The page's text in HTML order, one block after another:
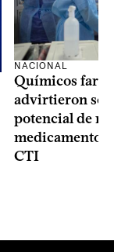
NACIONAL
Químicos
advirtieron
potencial de
medicamentos
CTI